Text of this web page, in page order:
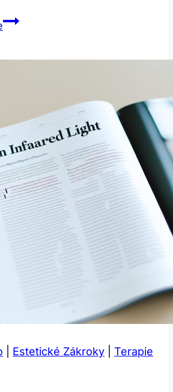
Tvarovatelné
fungují?
Estetické Zákroky
Terapie